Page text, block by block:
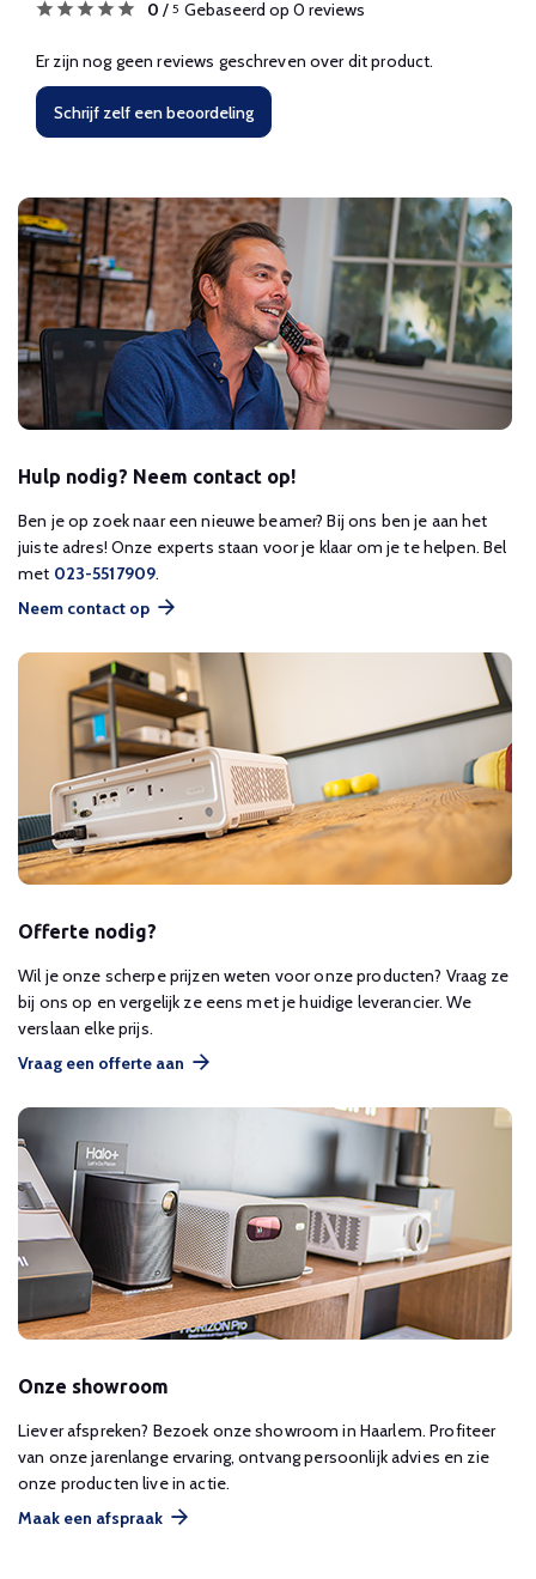
0 / 5 Gebaseerd op 0 reviews
Er zijn nog geen reviews geschreven over dit product.
Schrijf zelf een beoordeling
Hulp nodig? Neem contact op!
Ben je op zoek naar een nieuwe beamer? Bij ons ben je aan het
juiste adres! Onze experts staan voor je klaar om je te helpen. Bel
met 023-5517909.
Neem contact op
Offerte nodig?
Wil je onze scherpe prijzen weten voor onze producten? Vraag ze
bij ons op en vergelijk ze eens met je huidige leverancier. We
verslaan elke prijs.
Vraag een offerte aan
Onze showroom
Liever afspreken? Bezoek onze showroom in Haarlem. Profiteer
van onze jarenlange ervaring, ontvang persoonlijk advies en zie
onze producten live in actie.
Maak een afspraak